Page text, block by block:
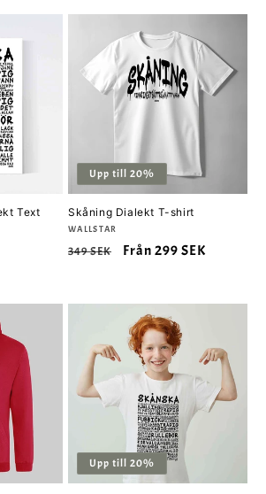
Text
Upp till 20%
Skåning Dialekt T-shirt
Säljare:
WALLSTAR
Ordinarie
349 SEK Försäljningspris
Från 299 SEK
Upp till 20%